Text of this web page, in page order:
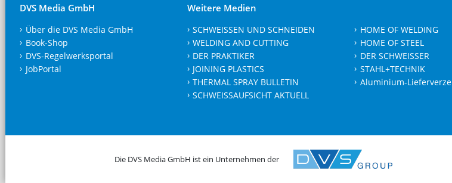
DVS Media GmbH
Über die DVS Media GmbH
Book-Shop
DVS-Regelwerksportal
JobPortal
Weitere Medien
SCHWEISSEN UND SCHNEIDEN
WELDING AND CUTTING
DER PRAKTIKER
JOINING PLASTICS
THERMAL SPRAY BULLETIN
SCHWEISSAUFSICHT AKTUELL
HOME OF WELDING
HOME OF STEEL
DER SCHWEISSER
STAHL+TECHNIK
Aluminium-
Die DVS Media GmbH ist ein Unternehmen der